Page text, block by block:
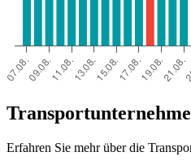
Erfahren Sie mehr über die